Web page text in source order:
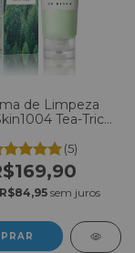
de Limpeza
Tea-Trica
(5)
R$84,95 sem juros